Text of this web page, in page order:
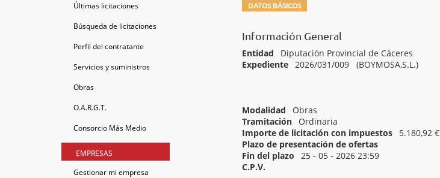
Últimas licitaciones
Búsqueda de licitaciones
Perfil del contratante
Servicios y suministros
Obras
O.A.R.G.T.
Consorcio Más Medio
EMPRESAS
Gestionar mi empresa
DATOS BÁSICOS
Información General
Entidad Diputación Provincial de Cáceres
Expediente 2026/031/009 (BOYMOSA,S.L.)
Modalidad
Obras
Tramitación
Ordinaria
Importe de licitación con impuestos
5.180,92 €
Plazo de presentación de ofertas
Fin del plazo
25 - 05 - 2026 23:59
C.P.V.